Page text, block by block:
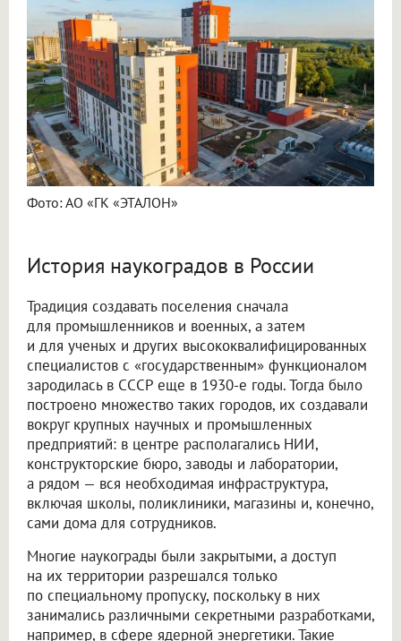
Фото: АО «ГК «ЭТАЛОН»
История наукоградов в России
Традиция создавать поселения сначала
для промышленников и военных, а затем
и для ученых и других высококвалифицированных
специалистов с «государственным» функционалом
зародилась в СССР еще в 1930-е годы. Тогда было
построено множество таких городов, их создавали
вокруг крупных научных и промышленных
предприятий: в центре располагались НИИ,
конструкторские бюро, заводы и лаборатории,
а рядом — вся необходимая инфраструктура,
включая школы, поликлиники, магазины и, конечно,
сами дома для сотрудников.
Многие наукограды были закрытыми, а доступ
на их территории разрешался только
по специальному пропуску, поскольку в них
занимались различными секретными разработками,
например, в сфере ядерной энергетики. Такие